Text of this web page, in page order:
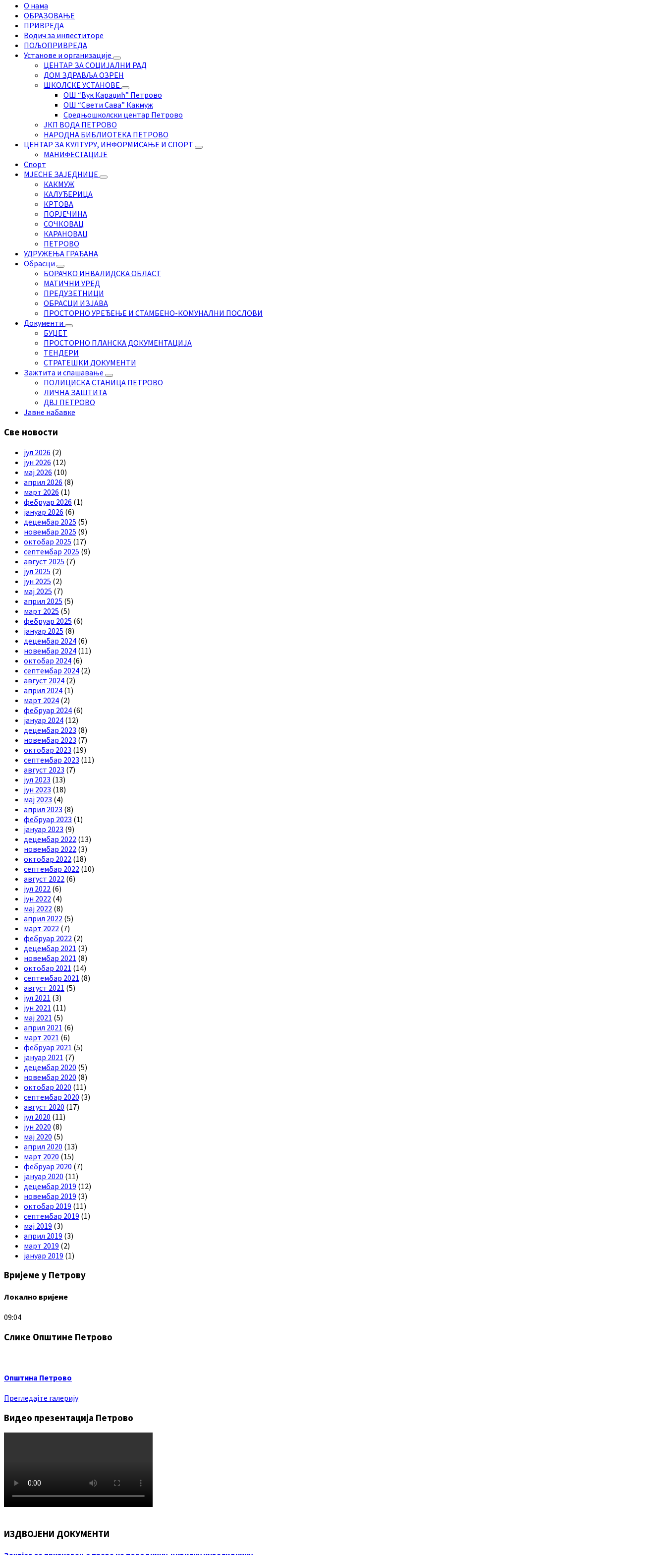
О нама
ОБРАЗОВАЊЕ
ПРИВРЕДА
Водич за инвеститоре
ПОЉОПРИВРЕДА
Установе и организације
ЦЕНТАР ЗА СОЦИЈАЛНИ РАД
ДОМ ЗДРАВЉА ОЗРЕН
ШКОЛСКЕ УСТАНОВЕ
ОШ “Вук Караџић” Петрово
ОШ “Свети Сава” Какмуж
Средњошколски центар Петрово
ЈКП ВОДА ПЕТРОВО
НАРОДНА БИБЛИОТЕКА ПЕТРОВО
ЦЕНТАР ЗА КУЛТУРУ, ИНФОРМИСАЊЕ И СПОРТ
МАНИФЕСТАЦИЈЕ
Спорт
МЈЕСНЕ ЗАЈЕДНИЦЕ
КАКМУЖ
КАЛУЂЕРИЦА
КРТОВА
ПОРЈЕЧИНА
СОЧКОВАЦ
КАРАНОВАЦ
ПЕТРОВО
УДРУЖЕЊА ГРАЂАНА
Обрасци
БОРАЧКО ИНВАЛИДСКА ОБЛАСТ
МАТИЧНИ УРЕД
ПРЕДУЗЕТНИЦИ
ОБРАСЦИ ИЗЈАВА
ПРОСТОРНО УРЕЂЕЊЕ И СТАМБЕНО-КОМУНАЛНИ ПОСЛОВИ
Документи
БУЏЕТ
ПРОСТОРНО ПЛАНСКА ДОКУМЕНТАЦИЈА
ТЕНДЕРИ
СТРАТЕШКИ ДОКУМЕНТИ
Зажтита и спашавање
ПОЛИЦИСКА СТАНИЦА ПЕТРОВО
ЛИЧНА ЗАШТИТА
ДВЈ ПЕТРОВО
Јавне набавке
Све новости
јул 2026 (2)
јун 2026 (12)
мај 2026 (10)
април 2026 (8)
март 2026 (1)
фебруар 2026 (1)
јануар 2026 (6)
децембар 2025 (5)
новембар 2025 (9)
октобар 2025 (17)
септембар 2025 (9)
август 2025 (7)
јул 2025 (2)
јун 2025 (2)
мај 2025 (7)
април 2025 (5)
март 2025 (5)
фебруар 2025 (6)
јануар 2025 (8)
децембар 2024 (6)
новембар 2024 (11)
октобар 2024 (6)
септембар 2024 (2)
август 2024 (2)
април 2024 (1)
март 2024 (2)
фебруар 2024 (6)
јануар 2024 (12)
децембар 2023 (8)
новембар 2023 (7)
октобар 2023 (19)
септембар 2023 (11)
август 2023 (7)
јул 2023 (13)
јун 2023 (18)
мај 2023 (4)
април 2023 (8)
фебруар 2023 (1)
јануар 2023 (9)
децембар 2022 (13)
новембар 2022 (3)
октобар 2022 (18)
септембар 2022 (10)
август 2022 (6)
јул 2022 (6)
јун 2022 (4)
мај 2022 (8)
април 2022 (5)
март 2022 (7)
фебруар 2022 (2)
децембар 2021 (3)
новембар 2021 (8)
октобар 2021 (14)
септембар 2021 (8)
август 2021 (5)
јул 2021 (3)
јун 2021 (11)
мај 2021 (5)
април 2021 (6)
март 2021 (6)
фебруар 2021 (5)
јануар 2021 (7)
децембар 2020 (5)
новембар 2020 (8)
октобар 2020 (11)
септембар 2020 (3)
август 2020 (17)
јул 2020 (11)
јун 2020 (8)
мај 2020 (5)
април 2020 (13)
март 2020 (15)
фебруар 2020 (7)
јануар 2020 (11)
децембар 2019 (12)
новембар 2019 (3)
октобар 2019 (11)
септембар 2019 (1)
мај 2019 (3)
април 2019 (3)
март 2019 (2)
јануар 2019 (1)
Вријеме у Петрову
Локално вријеме
09:04
Слике Општине Петрово
Општина Петрово
Прегледајте галерију
Видео презентација Петрово
ИЗДВОЈЕНИ ДОКУМЕНТИ